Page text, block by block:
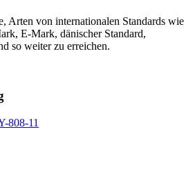
Arten von internationalen Standards wie
E-Mark, dänischer Standard,
so weiter zu erreichen.